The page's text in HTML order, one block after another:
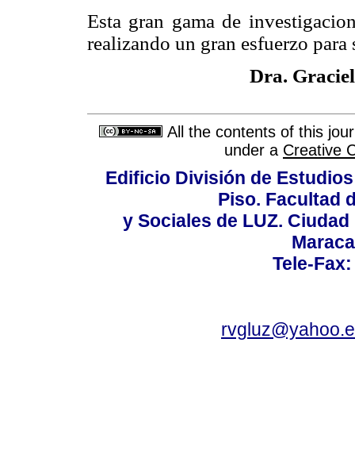
Esta gran gama de
realizando un gran esfuerzo
Dra.
All the contents of this
under a Creative
Edificio División de
Piso. Facultad
y Sociales de LUZ.
Tele-